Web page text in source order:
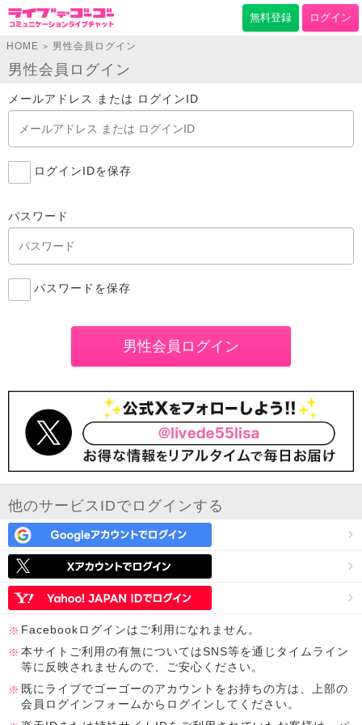
無料登録 ログイン
HOME > 男性会員ログイン
男性会員ログイン
メールアドレス または ログインID
ログインIDを保存
パスワード
パスワードを保存
他のサービスIDでログインする
Facebookログインはご利用になれません。
本サイトご利用の有無についてはSNS等を通じタイムライン
等に反映されませんので、ご安心ください。
既にライブでゴーゴーのアカウントをお持ちの方は、上部の
会員ログインフォームからログインしてください。